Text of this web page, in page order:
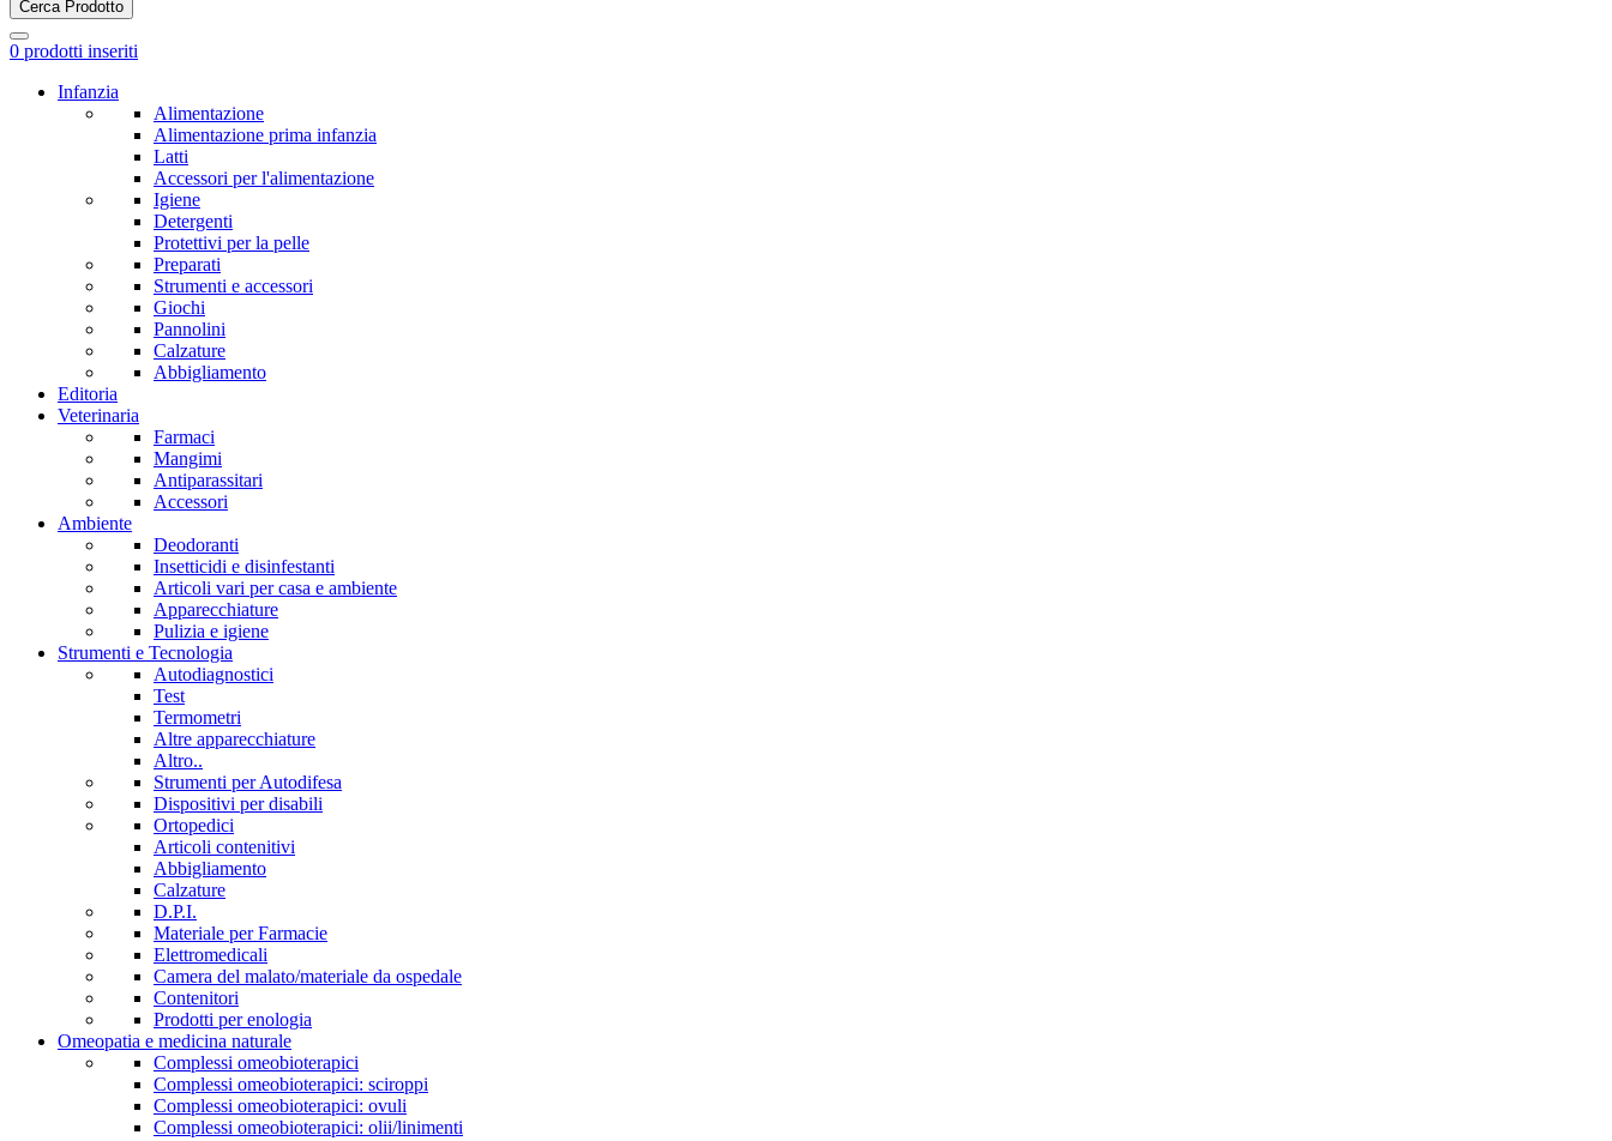
Cerca Prodotto
0 prodotti inseriti
Infanzia
Alimentazione
Alimentazione prima infanzia
Latti
Accessori per l'alimentazione
Igiene
Detergenti
Protettivi per la pelle
Preparati
Strumenti e accessori
Giochi
Pannolini
Calzature
Abbigliamento
Editoria
Veterinaria
Farmaci
Mangimi
Antiparassitari
Accessori
Ambiente
Deodoranti
Insetticidi e disinfestanti
Articoli vari per casa e ambiente
Apparecchiature
Pulizia e igiene
Strumenti e Tecnologia
Autodiagnostici
Test
Termometri
Altre apparecchiature
Altro..
Strumenti per Autodifesa
Dispositivi per disabili
Ortopedici
Articoli contenitivi
Abbigliamento
Calzature
D.P.I.
Materiale per Farmacie
Elettromedicali
Camera del malato/materiale da ospedale
Contenitori
Prodotti per enologia
Omeopatia e medicina naturale
Complessi omeobioterapici
Complessi omeobioterapici: sciroppi
Complessi omeobioterapici: ovuli
Complessi omeobioterapici: olii/linimenti